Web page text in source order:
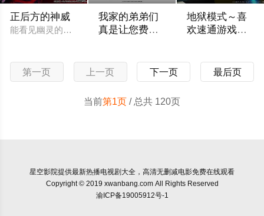
正后方的神威
能看见幽灵的平凡女高中生·志津香，利用容易吸引幽灵的特殊
我家的弟弟们
真是让您费心
地狱模式～喜
欢速通游戏的
第二季
第一页 上一页 下一页 最后页
当前第1页 / 总共 120页
星空影院提供最新热播电视剧大全，高清无删减电影免费在线观看
Copyright © 2019 xwanbang.com All Rights Reserved
渝ICP备19005912号-1